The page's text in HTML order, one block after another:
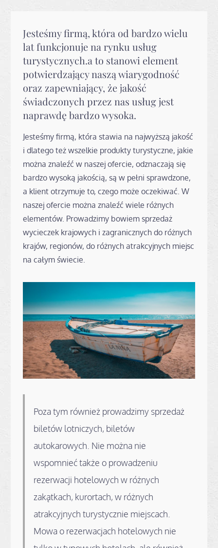
Jesteśmy firmą, która od bardzo wielu
lat funkcjonuje na rynku usług
turystycznych.a to stanowi element
potwierdzający naszą wiarygodność
oraz zapewniający, że jakość
świadczonych przez nas usług jest
naprawdę bardzo wysoka.
Jesteśmy firmą, która stawia na najwyższą jakość
i dlatego też wszelkie produkty turystyczne, jakie
można znaleźć w naszej ofercie, odznaczają się
bardzo wysoką jakością, są w pełni sprawdzone,
a klient otrzymuje to, czego może oczekiwać. W
naszej ofercie można znaleźć wiele różnych
elementów. Prowadzimy bowiem sprzedaż
wycieczek krajowych i zagranicznych do różnych
krajów, regionów, do różnych atrakcyjnych miejsc
na całym świecie.
Poza tym również prowadzimy sprzedaż
biletów lotniczych, biletów
autokarowych. Nie można nie
wspomnieć także o prowadzeniu
rezerwacji hotelowych w różnych
zakątkach, kurortach, w różnych
atrakcyjnych turystycznie miejscach.
Mowa o rezerwacjach hotelowych nie